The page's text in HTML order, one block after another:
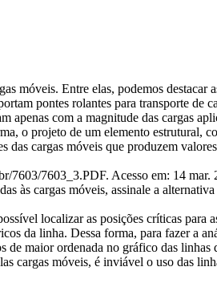
móveis. Entre elas, podemos destacar
pontes rolantes para transporte de
apenas com a magnitude das cargas
o projeto de um elemento estrutural,
das cargas móveis que produzem
7603/7603_3.PDF. Acesso em: 14 mar.
às cargas móveis, assinale a
localizar as posições críticas para
da linha. Dessa forma, para fazer a
de maior ordenada no gráfico das linhas
cargas móveis, é inviável o uso das